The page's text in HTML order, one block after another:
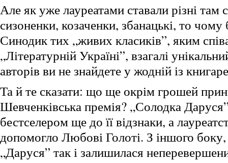
Але як уже лауреатами ставали різні там
сизоненки, козаченки, збанацькі, то
Синодик тих „живих класиків”, яким
„Літературній Україні”, взагалі
авторів ви не знайдете у жодній із
Та й те сказати: що ще окрім грошей
Шевченківська премія? „Солодка
бестселером ще до її відзнаки, а
допомогло Любові Голоті. З іншого боку,
„Даруся” так і залишилася